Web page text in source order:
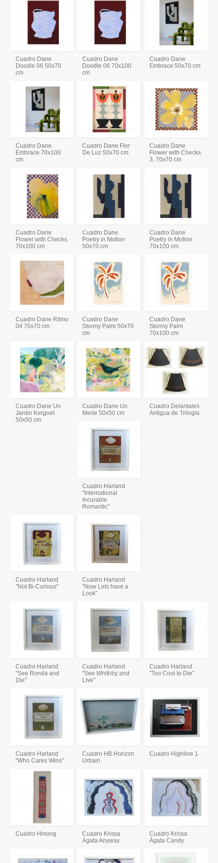
Cuadro Dane
Doodle 06 50x70
cm
Cuadro Dane
Doodle 06 70x100
cm
Cuadro Dane
Embrace 50x70 cm
Cuadro Dane
Embrace 70x100
cm
Cuadro Dane Flor
De Luz 50x70 cm
Cuadro Dane
Flower with Checks
3, 70x70 cm
Cuadro Dane
Flower with Checks
70x100 cm
Cuadro Dane
Poetry in Motion
50x70 cm
Cuadro Dane
Poetry in Motion
70x100 cm
Cuadro Dane Ritmo
04 70x70 cm
Cuadro Dane
Stormy Palm 50x70
cm
Cuadro Dane
Stormy Palm
70x100 cm
Cuadro Dane Un
Jardin Kergoet
50x50 cm
Cuadro Dane Un
Merle 50x50 cm
Cuadro Delantales
Antigua de Trilogia
Cuadro Harland
"International
Incurable
Romantic"
Cuadro Harland
"Not Bi-Curious"
Cuadro Harland
"Now Lets have a
Look"
Cuadro Harland
"See Ronda and
Die"
Cuadro Harland
"See Whithby and
Live"
Cuadro Harland
"Too Cool to Die"
Cuadro Harland
"Who Cares Wins"
Cuadro HB Horizon
Urbain
Cuadro Highline 1
Cuadro Hmong
Cuadro Krissa
Ágata Anyway
Cuadro Krissa
Ágata Candy